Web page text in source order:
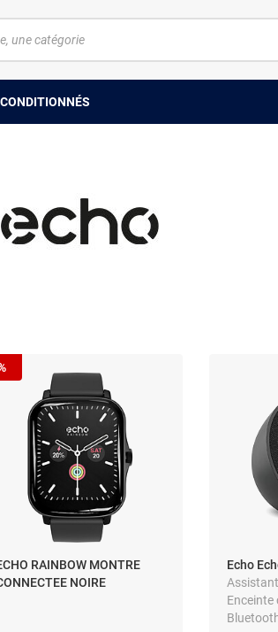
RAINBOW MONTRE
NOIRE
Echo
Enceinte